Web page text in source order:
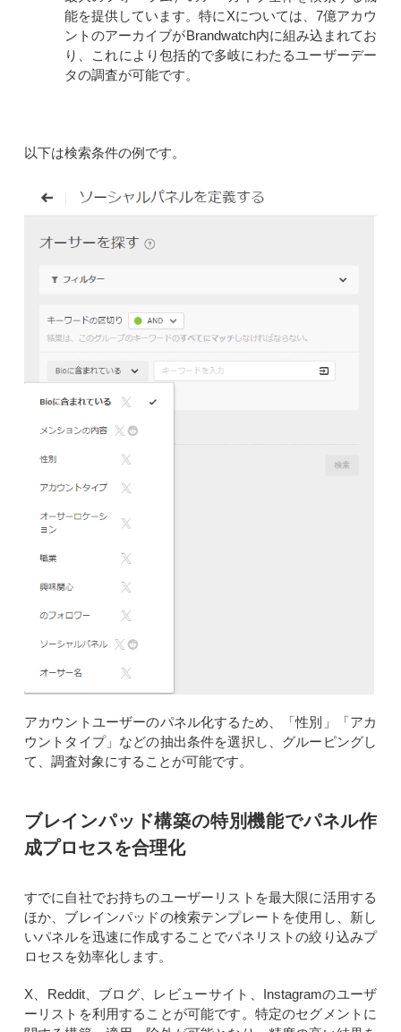
能を提供しています。特にXについては、7億アカウ
ントのアーカイブがBrandwatch内に組み込まれてお
り、これにより包括的で多岐にわたるユーザーデー
タの調査が可能です。
以下は検索条件の例です。
アカウントユーザーのパネル化するため、「性別」「アカ
ウントタイプ」などの抽出条件を選択し、グルーピングし
て、調査対象にすることが可能です。
ブレインパッド構築の特別機能でパネル作
成プロセスを合理化
すでに自社でお持ちのユーザーリストを最大限に活用する
ほか、ブレインパッドの検索テンプレートを使用し、新し
いパネルを迅速に作成することでパネリストの絞り込みプ
ロセスを効率化します。
X、Reddit、ブログ、レビューサイト、Instagramのユーザ
ーリストを利用することが可能です。特定のセグメントに